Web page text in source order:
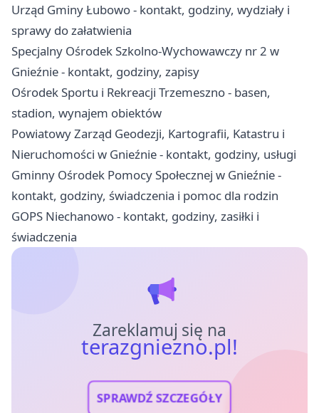
Urząd Gminy Łubowo - kontakt, godziny, wydziały i
sprawy do załatwienia
Specjalny Ośrodek Szkolno-Wychowawczy nr 2 w
Gnieźnie - kontakt, godziny, zapisy
Ośrodek Sportu i Rekreacji Trzemeszno - basen,
stadion, wynajem obiektów
Powiatowy Zarząd Geodezji, Kartografii, Katastru i
Nieruchomości w Gnieźnie - kontakt, godziny, usługi
Gminny Ośrodek Pomocy Społecznej w Gnieźnie -
kontakt, godziny, świadczenia i pomoc dla rodzin
GOPS Niechanowo - kontakt, godziny, zasiłki i
świadczenia
Zareklamuj się na
terazgniezno.pl!
SPRAWDŹ SZCZEGÓŁY